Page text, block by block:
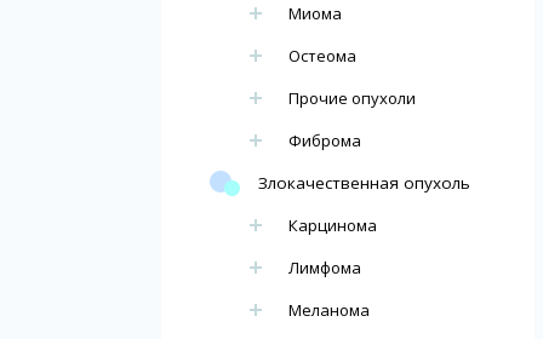
Миома
Остеома
Прочие опухоли
Фиброма
Злокачественная опухоль
Карцинома
Лимфома
Меланома